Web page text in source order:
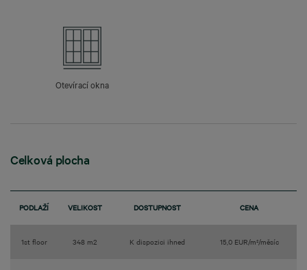
Otevírací okna
Celková plocha
PODLAŽÍ VELIKOST DOSTUPNOST CENA
1st floor 348 m2 K dispozici ihned 15,0 EUR/m²/měsíc